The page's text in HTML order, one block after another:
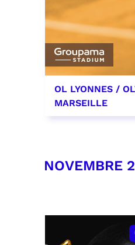
OL LYONNES /
MARSEILLE
RÉSERVER
NOVEMBRE